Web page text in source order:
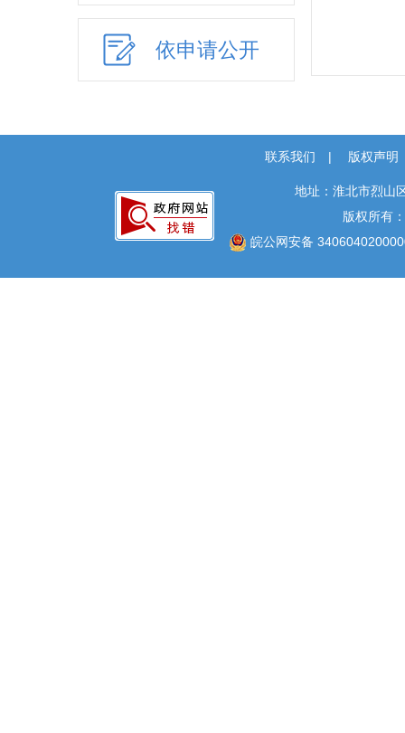
网上政务服务
招标采购
新闻发布
“双招双引”专项工作
依申请公开
联系我们 | 版权声明
地址：淮北市烈山
版权所有
皖公网安备